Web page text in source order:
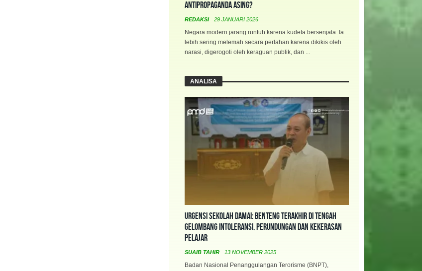
Antipropaganda Asing?
REDAKSI 29 JANUARI 2026
Negara modern jarang runtuh karena kudeta bersenjata. Ia
lebih sering melemah secara perlahan karena dikikis oleh
narasi, digerogoti oleh keraguan publik, dan ...
ANALISA
Urgensi Sekolah Damai: Benteng Terakhir di Tengah
Gelombang Intoleransi, Perundungan dan Kekerasan
Pelajar
SUAIB TAHIR 13 NOVEMBER 2025
Badan Nasional Penanggulangan Terorisme (BNPT),